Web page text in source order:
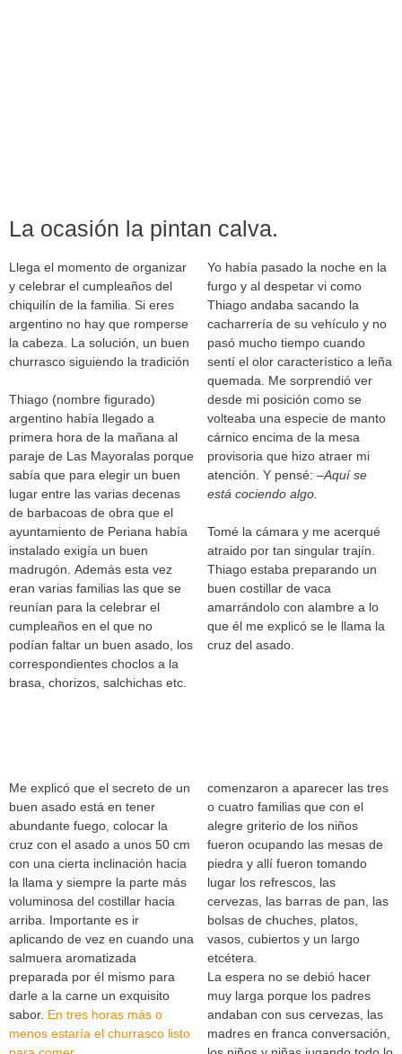
La ocasión la pintan calva.
Llega el momento de organizar
y celebrar el cumpleaños del
chiquilín de la familia. Si eres
argentino no hay que romperse
la cabeza. La solución, un buen
churrasco siguiendo la tradición
Thiago (nombre figurado)
argentino había llegado a
primera hora de la mañana al
paraje de Las Mayoralas porque
sabía que para elegir un buen
lugar entre las varias decenas
de barbacoas de obra que el
ayuntamiento de Periana había
instalado exigía un buen
madrugón. Además esta vez
eran varias familias las que se
reunían para la celebrar el
cumpleaños en el que no
podían faltar un buen asado, los
correspondientes choclos a la
brasa, chorizos, salchichas etc.
Yo había pasado la noche en la
furgo y al despetar vi como
Thiago andaba sacando la
cacharrería de su vehículo y no
pasó mucho tiempo cuando
sentí el olor característico a leña
quemada. Me sorprendió ver
desde mi posición como se
volteaba una especie de manto
cárnico encima de la mesa
provisoria que hizo atraer mi
atención. Y pensé: –Aquí se
está cociendo algo.
Tomé la cámara y me acerqué
atraido por tan singular trajín.
Thiago estaba preparando un
buen costillar de vaca
amarrándolo con alambre a lo
que él me explicó se le llama la
cruz del asado.
Me explicó que el secreto de un
buen asado está en tener
abundante fuego, colocar la
cruz con el asado a unos 50 cm
con una cierta inclinación hacia
la llama y siempre la parte más
voluminosa del costillar hacia
arriba. Importante es ir
aplicando de vez en cuando una
salmuera aromatizada
preparada por él mismo para
darle a la carne un exquisito
sabor. En tres horas más o
menos estaría el churrasco listo
comenzaron a aparecer las tres
o cuatro familias que con el
alegre griterio de los niños
fueron ocupando las mesas de
piedra y allí fueron tomando
lugar los refrescos, las
cervezas, las barras de pan, las
bolsas de chuches, platos,
vasos, cubiertos y un largo
etcétera.
La espera no se debió hacer
muy larga porque los padres
andaban con sus cervezas, las
madres en franca conversación,